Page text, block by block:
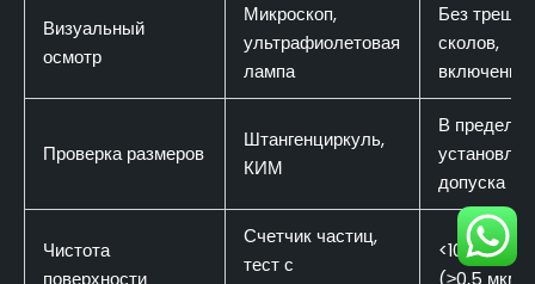
Визуальный
осмотр
Микроскоп,
ультрафиолетовая
лампа
Без
сколов,
включений
Проверка размеров
Штангенциркуль,
КИМ
В пределах
допуска
Чистота
поверхности
Счетчик частиц,
тест с
<10
(≥0,5 мкм)